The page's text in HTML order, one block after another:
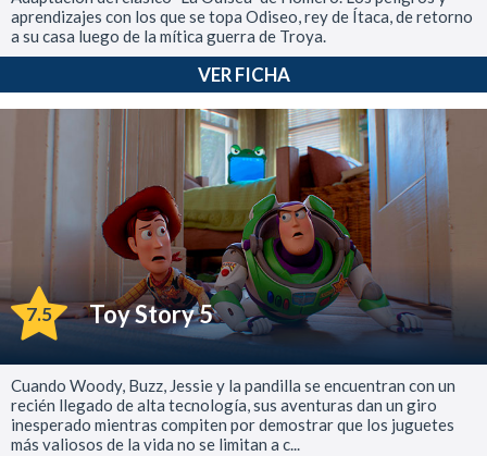
aprendizajes con los que se topa Odiseo, rey de Ítaca, de retorno
a su casa luego de la mítica guerra de Troya.
VER FICHA
7.5 Toy Story 5
Cuando Woody, Buzz, Jessie y la pandilla se encuentran con un
recién llegado de alta tecnología, sus aventuras dan un giro
inesperado mientras compiten por demostrar que los juguetes
más valiosos de la vida no se limitan a c...